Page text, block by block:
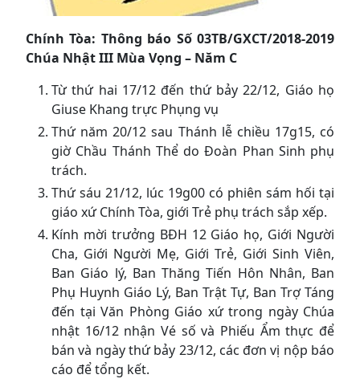
Chính Tòa: Thông báo Số 03TB/GXCT/2018-2019
Chúa Nhật III Mùa Vọng – Năm C
Từ thứ hai 17/12 đến thứ bảy 22/12, Giáo họ
Giuse Khang trực Phụng vụ
Thứ năm 20/12 sau Thánh lễ chiều 17g15, có
giờ Chầu Thánh Thể do Đoàn Phan Sinh phụ
trách.
Thứ sáu 21/12, lúc 19g00 có phiên sám hối tại
giáo xứ Chính Tòa, giới Trẻ phụ trách sắp xếp.
Kính mời trưởng BĐH 12 Giáo họ, Giới Người
Cha, Giới Người Mẹ, Giới Trẻ, Giới Sinh Viên,
Ban Giáo lý, Ban Thăng Tiến Hôn Nhân, Ban
Phụ Huynh Giáo Lý, Ban Trật Tự, Ban Trợ Táng
đến tại Văn Phòng Giáo xứ trong ngày Chúa
nhật 16/12 nhận Vé số và Phiếu Ẩm thực để
bán và ngày thứ bảy 23/12, các đơn vị nộp báo
cáo để tổng kết.